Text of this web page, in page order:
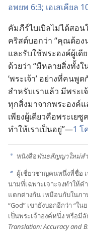
อพยพ 6:3; เอเสเคียล
คัมภีร์​ไบเบิล​ไม่​ได้​สอน​
คริสต์​บอก​ว่า “คุณ​ต้อง​
และ​รับใช้​พระองค์​ผู้​เดีย
ด้วย​ว่า “มี​หลาย​สิ่ง​ทั้ง​
‘พระเจ้า’ อย่าง​ที่​คน​พูด​
สำหรับ​เรา​แล้ว มี​พระเ
ทุก​สิ่ง​มา​จาก​พระองค์​แ
เพียง​ผู้​เดียว​คือ​พระ​เย
ทำ​ให้​เรา​เป็น​อยู่”—1 โ
a หนังสือ​พันธสัญญา​ใหม่​ส
b ผู้​เชี่ยวชาญ​คน​หนึ่ง​ที่​ชื่อ
นาม​ที่​เฉพาะ​เจาะจง​ทำ​ให้​
แตกต่าง​กัน เหมือน​กับ​ใน​ภา
“God” เขา​ยัง​บอก​อีก​ว่า “ใ
เป็น​พระเจ้า​องค์​หนึ่ง หรือ​มี​
Translation: Accuracy and